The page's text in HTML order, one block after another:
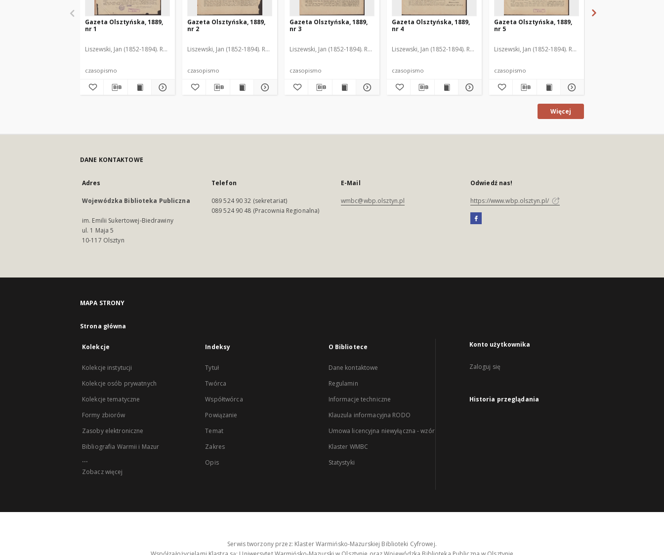
Gazeta Olsztyńska, 1889,
nr 1
Liszewski, Jan (1852-1894). Red.
czasopismo
Gazeta Olsztyńska, 1889,
nr 2
Liszewski, Jan (1852-1894). Red.
czasopismo
Gazeta Olsztyńska, 1889,
nr 3
Liszewski, Jan (1852-1894). Red.
czasopismo
Gazeta Olsztyńska, 1889,
nr 4
Liszewski, Jan (1852-1894). Red.
czasopismo
Gazeta Olsztyńska, 1889,
nr 5
Liszewski, Jan (1852-1894). Red.
czasopismo
Więcej
DANE KONTAKTOWE
Adres
Wojewódzka Biblioteka Publiczna
im. Emilii Sukertowej-Biedrawiny
ul. 1 Maja 5
10-117 Olsztyn
Telefon
089 524 90 32 (sekretariat)
089 524 90 48 (Pracownia Regionalna)
E-Mail
wmbc@wbp.olsztyn.pl
Odwiedź nas!
https://www.wbp.olsztyn.pl/
MAPA STRONY
Strona główna
Kolekcje
Kolekcje instytucji
Kolekcje osób prywatnych
Kolekcje tematyczne
Formy zbiorów
Zasoby elektroniczne
Bibliografia Warmii i Mazur
...
Zobacz więcej
Indeksy
Tytuł
Twórca
Współtwórca
Powiązanie
Temat
Zakres
Opis
O Bibliotece
Dane kontaktowe
Regulamin
Informacje techniczne
Klauzula informacyjna RODO
Umowa licencyjna niewyłączna - wzór
Klaster WMBC
Statystyki
Konto użytkownika
Zaloguj się
Historia przeglądania
Serwis tworzony przez: Klaster Warmińsko-Mazurskiej Biblioteki Cyfrowej.